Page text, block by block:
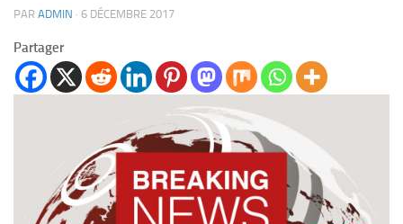
PAR ADMIN · 6 DÉCEMBRE 2017
Partager